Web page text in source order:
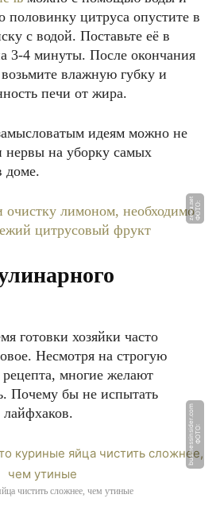
половинку цитруса опустите в
с водой. Поставьте её в
3-4 минуты. После окончания
возьмите влажную губку и
печи от жира.
идеям можно не
нервы на уборку самых
доме.
Ф
О
Т
О:
z
e
w
a.
n
et
готовки хозяйки часто
Несмотря на строгую
рецепта, многие желают
Почему бы не испытать
лайфхаков.
Ф
О
Т
О:
b
u
si
n
e
s
si
n
si
d
e
r.
c
o
m
чистить сложнее, чем утиные